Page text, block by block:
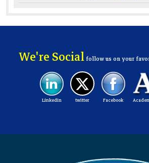
We're Socialfollow us on your
Facebook
twitter
Linkedin